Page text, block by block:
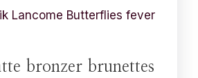
Lancome Butterflies fever
bronzer brunettes